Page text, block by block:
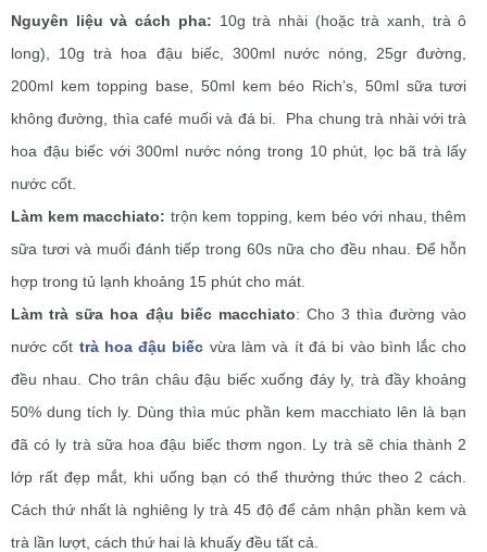
Nguyên liệu và cách pha: 10g trà nhài (hoặc trà xanh, trà ô
long), 10g trà hoa đậu biếc, 300ml nước nóng, 25gr đường,
200ml kem topping base, 50ml kem béo Rich’s, 50ml sữa tươi
không đường, thìa café muối và đá bi.
Pha chung trà nhài với trà
hoa đậu biếc với 300ml nước nóng trong 10 phút, lọc bã trà lấy
nước cốt.
Làm kem macchiato: trộn kem topping, kem béo với nhau, thêm
sữa tươi và muối đánh tiếp trong 60s nữa cho đều nhau. Để hỗn
hợp trong tủ lạnh khoảng 15 phút cho mát.
Làm trà sữa hoa đậu biếc macchiato: Cho 3 thìa đường vào
nước cốt trà hoa đậu biếc vừa làm và ít đá bi vào bình lắc cho
đều nhau. Cho trân châu đậu biếc xuống đáy ly, trà đầy khoảng
50% dung tích ly. Dùng thìa múc phần kem macchiato lên là bạn
đã có ly trà sữa hoa đậu biếc thơm ngon. Ly trà sẽ chia thành 2
lớp rất đẹp mắt, khi uống bạn có thể thưởng thức theo 2 cách.
Cách thứ nhất là nghiêng ly trà 45 độ để cảm nhận phần kem và
trà lần lượt, cách thứ hai là khuấy đều tất cả.